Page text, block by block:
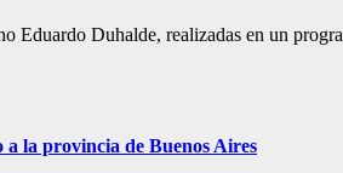
Eduardo Duhalde, realizadas en un
a la provincia de Buenos Aires